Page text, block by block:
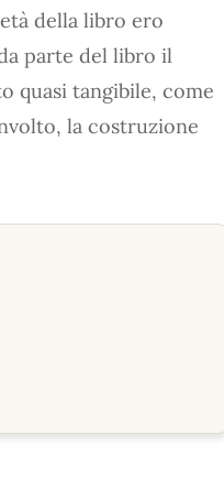
della libro ero
parte del libro il
quasi tangibile, come
la costruzione